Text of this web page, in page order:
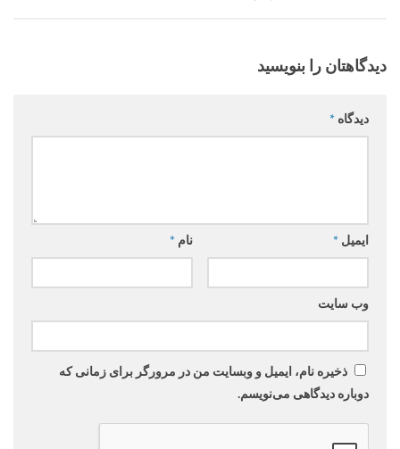
دیدگاهتان را بنویسید
دیدگاه *
نام * ایمیل *
وب‌ سایت
ذخیره نام، ایمیل و وبسایت من در مرورگر برای زمانی که
دوباره دیدگاهی می‌نویسم.